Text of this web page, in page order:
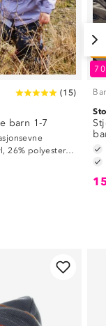
(15)
barn 1-7
71% akryl, 26% polyester og 3% spandex